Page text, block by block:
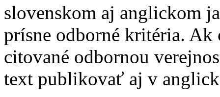
slovenskom aj anglickom
prísne odborné kritéria. Ak
citované odbornou
text publikovať aj v